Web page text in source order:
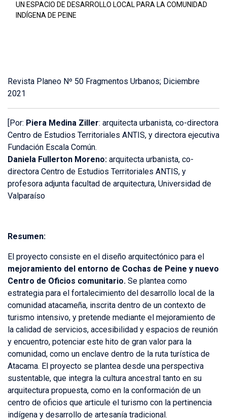
UN ESPACIO DE DESARROLLO LOCAL PARA LA COMUNIDAD
INDÍGENA DE PEINE
Revista Planeo Nº 50 Fragmentos Urbanos; Diciembre
2021
[Por: Piera Medina Ziller: arquitecta urbanista, co-directora
Centro de Estudios Territoriales ANTIS, y directora ejecutiva
Fundación Escala Común.
Daniela Fullerton Moreno: arquitecta urbanista, co-
directora Centro de Estudios Territoriales ANTIS, y
profesora adjunta facultad de arquitectura, Universidad de
Valparaíso
Resumen:
El proyecto consiste en el diseño arquitectónico para el
mejoramiento del entorno de Cochas de Peine y nuevo
Centro de Oficios comunitario. Se plantea como
estrategia para el fortalecimiento del desarrollo local de la
comunidad atacameña, inscrita dentro de un contexto de
turismo intensivo, y pretende mediante el mejoramiento de
la calidad de servicios, accesibilidad y espacios de reunión
y encuentro, potenciar este hito de gran valor para la
comunidad, como un enclave dentro de la ruta turística de
Atacama. El proyecto se plantea desde una perspectiva
sustentable, que integra la cultura ancestral tanto en su
arquitectura propuesta, como en la conformación de un
centro de oficios que articule el turismo con la pertinencia
indígena y desarrollo de artesanía tradicional.